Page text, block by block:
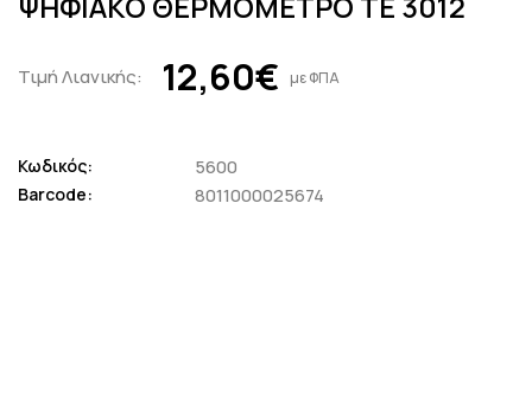
Τιμή Λιανικής: 12,60€ με ΦΠΑ
Κωδικός: 5600
Barcode: 8011000025674